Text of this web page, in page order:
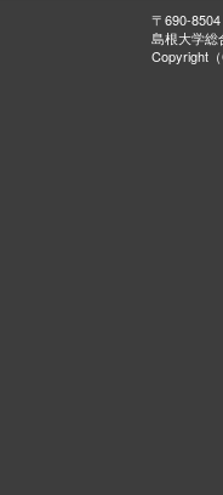
〒690-
島根大学総
Copyright